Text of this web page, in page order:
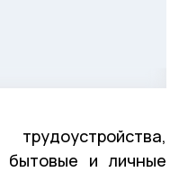
бытовые и личные